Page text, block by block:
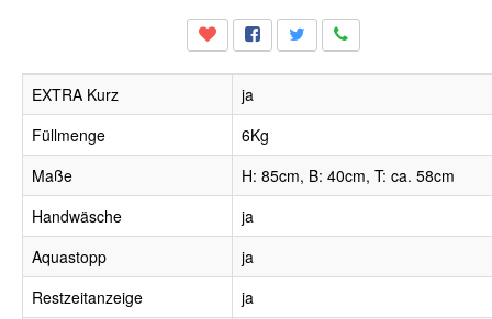
EXTRA Kurz
ja
Füllmenge
6Kg
Maße
H: 85cm, B: 40cm, T: ca. 58cm
Handwäsche
ja
Aquastopp
ja
Restzeitanzeige
ja